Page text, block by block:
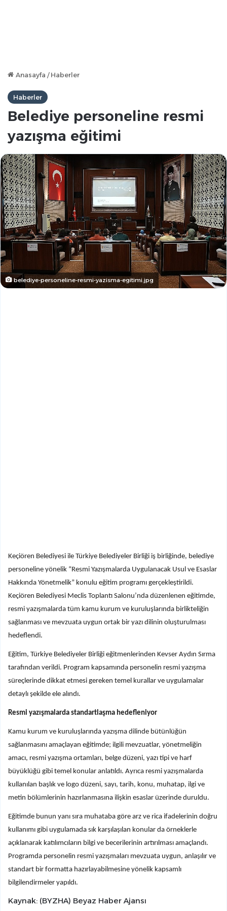
Anasayfa / Haberler
Haberler
Belediye personeline resmi
yazışma eğitimi
belediye-personeline-resmi-yazisma-egitimi.jpg
Keçiören Belediyesi ile Türkiye Belediyeler Birliği iş birliğinde, belediye
personeline yönelik “Resmi Yazışmalarda Uygulanacak Usul ve Esaslar
Hakkında Yönetmelik” konulu eğitim programı gerçekleştirildi.
Keçiören Belediyesi Meclis Toplantı Salonu’nda düzenlenen eğitimde,
resmi yazışmalarda tüm kamu kurum ve kuruluşlarında birlikteliğin
sağlanması ve mevzuata uygun ortak bir yazı dilinin oluşturulması
hedeflendi.
Eğitim, Türkiye Belediyeler Birliği eğitmenlerinden Kevser Aydın Sırma
tarafından verildi. Program kapsamında personelin resmi yazışma
süreçlerinde dikkat etmesi gereken temel kurallar ve uygulamalar
detaylı şekilde ele alındı.
Resmi yazışmalarda standartlaşma hedefleniyor
Kamu kurum ve kuruluşlarında yazışma dilinde bütünlüğün
sağlanmasını amaçlayan eğitimde; ilgili mevzuatlar, yönetmeliğin
amacı, resmi yazışma ortamları, belge düzeni, yazı tipi ve harf
büyüklüğü gibi temel konular anlatıldı. Ayrıca resmi yazışmalarda
kullanılan başlık ve logo düzeni, sayı, tarih, konu, muhatap, ilgi ve
metin bölümlerinin hazırlanmasına ilişkin esaslar üzerinde duruldu.
Eğitimde bunun yanı sıra muhataba göre arz ve rica ifadelerinin doğru
kullanımı gibi uygulamada sık karşılaşılan konular da örneklerle
açıklanarak katılımcıların bilgi ve becerilerinin artırılması amaçlandı.
Programda personelin resmi yazışmaları mevzuata uygun, anlaşılır ve
standart bir formatta hazırlayabilmesine yönelik kapsamlı
bilgilendirmeler yapıldı.
Kaynak: (BYZHA) Beyaz Haber Ajansı